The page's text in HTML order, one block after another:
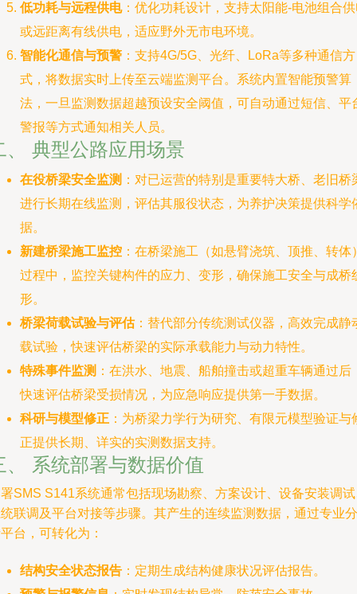
低功耗与远程供电：优化功耗设计，支持太阳能-电池组合
或远距离有线供电，适应野外无市电环境。
智能化通信与预警 ：支持4G/5G、光纤、LoRa等多种通信方
式，将数据实时上传至云端监测平台。系统内置智能预警算
法，一旦监测数据超越预设安全阈值，可自动通过短信、平
警报等方式通知相关人员。
、 典型公路应用场景
在役桥梁安全监测 ：对已运营的特别是重要特大桥、老旧桥
进行长期在线监测，评估其服役状态，为养护决策提供科学
据。
新建桥梁施工监控 ：在桥梁施工（如悬臂浇筑、顶推、转体
过程中，监控关键构件的应力、变形，确保施工安全与成桥
形。
桥梁荷载试验与评估：替代部分传统测试仪器，高效完成静
载试验，快速评估桥梁的实际承载能力与动力特性。
特殊事件监测 ：在洪水、地震、船舶撞击或超重车辆通过后
快速评估桥梁受损情况，为应急响应提供第一手数据。
科研与模型修正 ：为桥梁力学行为研究、有限元模型验证与
正提供长期、详实的实测数据支持。
、 系统部署与数据价值
SMS S141系统通常包括现场勘察、方案设计、设备安装调
联调及平台对接等步骤。其产生的连续监测数据，通过专业分
台，可转化为：
结构安全状态报告 ：定期生成结构健康状况评估报告。